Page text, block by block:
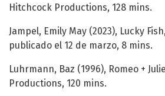
Hitchcock Productions, 128 mins.
Jampel, Emily May (2023), Lucky
publicado el 12 de marzo, 8 mins.
Luhrmann, Baz (1996), Romeo +
Productions, 120 mins.